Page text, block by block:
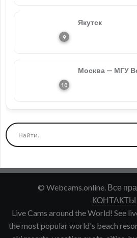
Якутск
Москва — МГУ
© Webcams.online. Все
КОНТАКТЫ
Live Cams around the World! See
the most popular world's beach